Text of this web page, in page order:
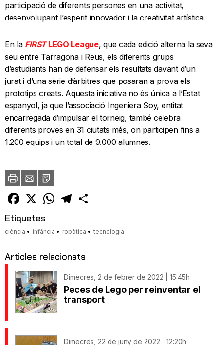
participació de diferents persones en una activitat,
desenvolupant l’esperit innovador i la creativitat artística.
En la FIRSTLEGO League, que cada edició alterna la seva
seu entre Tarragona i Reus, els diferents grups
d’estudiants han de defensar els resultats davant d’un
jurat i d’una sèrie d’àrbitres que posaran a prova els
prototips creats. Aquesta iniciativa no és única a l’Estat
espanyol, ja que l’associació Ingeniera Soy, entitat
encarregada d’impulsar el torneig, també celebra
diferents proves en 31 ciutats més, on participen fins a
1.200 equips i un total de 9.000 alumnes.
ImprimirEnvia
un
amic
PDF
Facebook
X WhatsAppTelegram
Etiquetes
ciència infància robòtica tecnologia
Articles relacionats
Dimecres, 2 de febrer de 2022 | 15:45h
Peces de Lego per reinventar el
transport
Dimecres, 22 de juny de 2022 | 12:20h